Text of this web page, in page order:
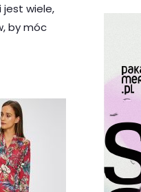
jest wiele,
by móc